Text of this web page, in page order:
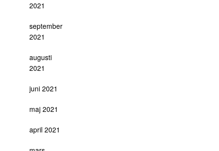
2021
september
2021
augusti
2021
juni 2021
maj 2021
april 2021